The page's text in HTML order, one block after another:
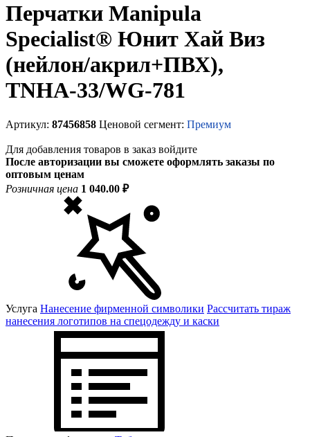
Перчатки Manipula
Specialist® Юнит Хай Виз
(нейлон/акрил+ПВХ),
TNНА-33/WG-781
Артикул: 87456858 Ценовой сегмент: Премиум
Для добавления товаров в заказ войдите
После авторизации вы сможете оформлять заказы по
оптовым ценам
Розничная цена 1 040.00 ₽
Услуга Нанесение фирменной символики Рассчитать тираж
нанесения логотипов на спецодежду и каски